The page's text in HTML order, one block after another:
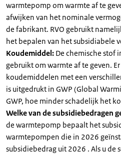
warmtepomp om warmte af te
afwijken van het nominale
de fabrikant. RVO gebruikt
het bepalen van het subsidiabele
Koudemiddel: De chemische stof
gebruikt om warmte af te geven.
koudemiddelen met een
is uitgedrukt in GWP (Global
GWP, hoe minder schadelijk het
Welke van de subsidiebedragen
de warmtepomp bepaalt het
warmtepompen die in 2026
subsidiebedrag uit 2026 . Als u de